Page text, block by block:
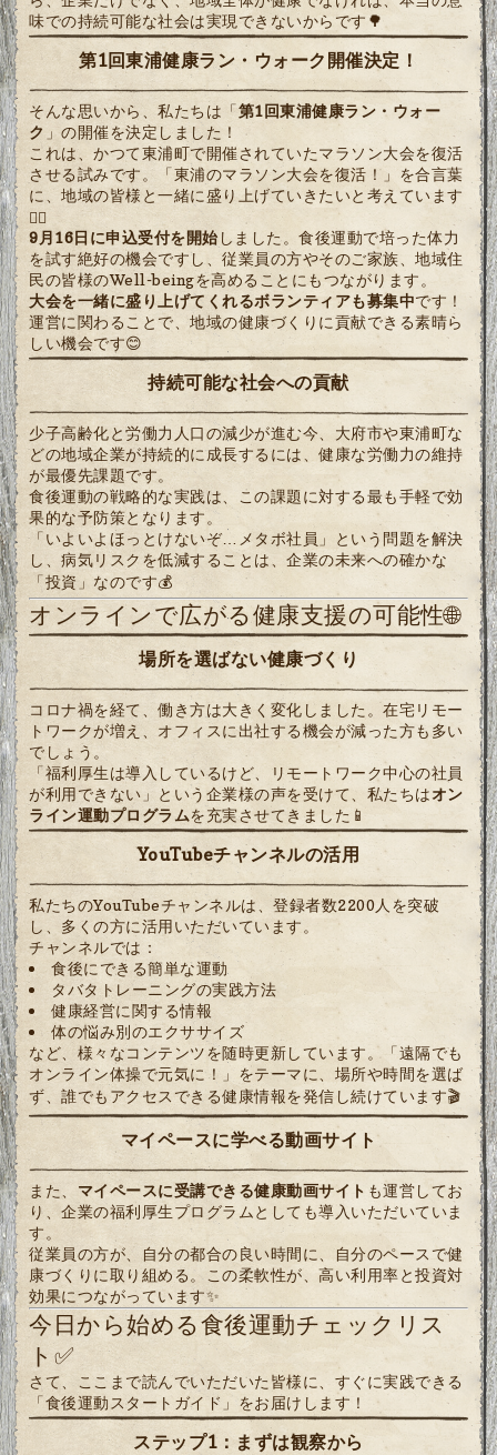
味での持続可能な社会は実現できないからです🌳
第1回東浦健康ラン・ウォーク開催決定！
そんな思いから、私たちは「第1回東浦健康ラン・ウォー
ク 」の開催を決定しました！
これは、かつて東浦町で開催されていたマラソン大会を復活
させる試みです。「東浦のマラソン大会を復活！」を合言葉
に、地域の皆様と一緒に盛り上げていきたいと考えています
🏃‍♀️
9月16日に申込受付を開始 しました。食後運動で培った体力
を試す絶好の機会ですし、従業員の方やそのご家族、地域住
民の皆様のWell-beingを高めることにもつながります。
大会を一緒に盛り上げてくれるボランティアも募集中です！
運営に関わることで、地域の健康づくりに貢献できる素晴ら
しい機会です😊
持続可能な社会への貢献
少子高齢化と労働力人口の減少が進む今、大府市や東浦町な
どの地域企業が持続的に成長するには、健康な労働力の維持
が最優先課題です。
食後運動の戦略的な実践は、この課題に対する最も手軽で効
果的な予防策となります。
「いよいよほっとけないぞ…メタボ社員」という問題を解決
し、病気リスクを低減することは、企業の未来への確かな
「投資」なのです💰
オンラインで広がる健康支援の可能性🌐
場所を選ばない健康づくり
コロナ禍を経て、働き方は大きく変化しました。在宅リモー
トワークが増え、オフィスに出社する機会が減った方も多い
でしょう。
「福利厚生は導入しているけど、リモートワーク中心の社員
が利用できない」という企業様の声を受けて、私たちはオン
ライン運動プログラムを充実させてきました📱
YouTubeチャンネルの活用
私たちのYouTubeチャンネルは、登録者数2200人を突破
し、多くの方に活用いただいています。
チャンネルでは：
食後にできる簡単な運動
タバタトレーニングの実践方法
健康経営に関する情報
体の悩み別のエクササイズ
など、様々なコンテンツを随時更新しています。「遠隔でも
オンライン体操で元気に！」をテーマに、場所や時間を選ば
ず、誰でもアクセスできる健康情報を発信し続けています🎬
マイペースに学べる動画サイト
また、 マイペースに受講できる健康動画サイト も運営してお
り、企業の福利厚生プログラムとしても導入いただいていま
す。
従業員の方が、自分の都合の良い時間に、自分のペースで健
康づくりに取り組める。この柔軟性が、高い利用率と投資対
効果につながっています✨
今日から始める食後運動チェックリス
ト✅
さて、ここまで読んでいただいた皆様に、すぐに実践できる
「食後運動スタートガイド」をお届けします！
ステップ1：まずは観察から